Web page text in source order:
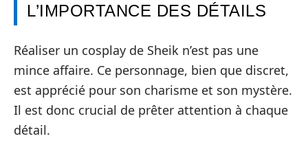
L’IMPORTANCE DES DÉTAILS
Réaliser un cosplay de Sheik n’est pas une
mince affaire. Ce personnage, bien que discret,
est apprécié pour son charisme et son mystère.
Il est donc crucial de prêter attention à chaque
détail.